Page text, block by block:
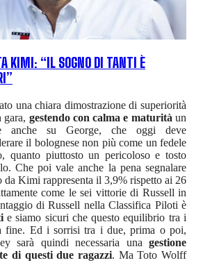
KIMI: “IL SOGNO DI TANTI È
una chiara dimostrazione di superiorità
gara, gestendo con calma e maturità un
anche su George, che oggi deve
il bolognese non più come un fedele
quanto piuttosto un pericoloso e tosto
Che poi vale anche la pena segnalare
Kimi rappresenta il 3,9% rispetto ai 26
come le sei vittorie di Russell in
di Russell nella Classifica Piloti è
e siamo sicuri che questo equilibrio tra i
fine. Ed i sorrisi tra i due, prima o poi,
sarà quindi necessaria una gestione
di questi due ragazzi. Ma Toto Wolff